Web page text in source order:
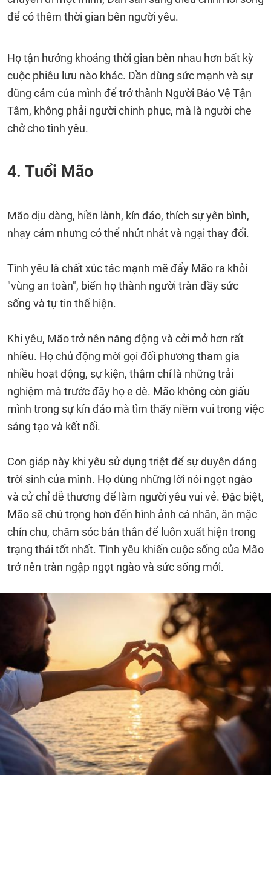
để có thêm thời gian bên người yêu.
Họ tận hưởng khoảng thời gian bên nhau hơn bất kỳ
cuộc phiêu lưu nào khác. Dần dùng sức mạnh và sự
dũng cảm của mình để trở thành Người Bảo Vệ Tận
Tâm, không phải người chinh phục, mà là người che
chở cho tình yêu.
4. Tuổi Mão
Mão dịu dàng, hiền lành, kín đáo, thích sự yên bình,
nhạy cảm nhưng có thể nhút nhát và ngại thay đổi.
Tình yêu là chất xúc tác mạnh mẽ đẩy Mão ra khỏi
"vùng an toàn", biến họ thành người tràn đầy sức
sống và tự tin thể hiện.
Khi yêu, Mão trở nên năng động và cởi mở hơn rất
nhiều. Họ chủ động mời gọi đối phương tham gia
nhiều hoạt động, sự kiện, thậm chí là những trải
nghiệm mà trước đây họ e dè. Mão không còn giấu
mình trong sự kín đáo mà tìm thấy niềm vui trong việc
sáng tạo và kết nối.
Con giáp này khi yêu sử dụng triệt để sự duyên dáng
trời sinh của mình. Họ dùng những lời nói ngọt ngào
và cử chỉ dễ thương để làm người yêu vui vẻ. Đặc biệt,
Mão sẽ chú trọng hơn đến hình ảnh cá nhân, ăn mặc
chỉn chu, chăm sóc bản thân để luôn xuất hiện trong
trạng thái tốt nhất. Tình yêu khiến cuộc sống của Mão
trở nên tràn ngập ngọt ngào và sức sống mới.